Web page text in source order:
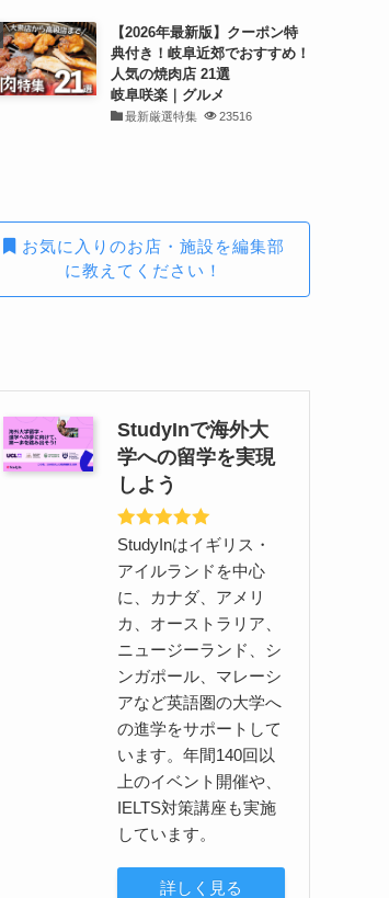
【2026年最新版】クーポン特
典付き！岐阜近郊でおすすめ！
人気の焼肉店 21選
岐阜咲楽｜グルメ
最新厳選特集 23516
お気に入りのお店・施設を編集部
に教えてください！
StudyInで海外大
学への留学を実現
しよう
StudyInはイギリス・
アイルランドを中心
に、カナダ、アメリ
カ、オーストラリア、
ニュージーランド、シ
ンガポール、マレーシ
アなど英語圏の大学へ
の進学をサポートして
います。年間140回以
上のイベント開催や、
IELTS対策講座も実施
しています。
詳しく見る